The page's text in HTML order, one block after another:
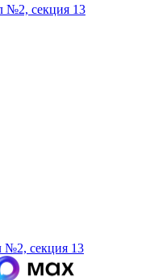
№2, секция 13
секция 13